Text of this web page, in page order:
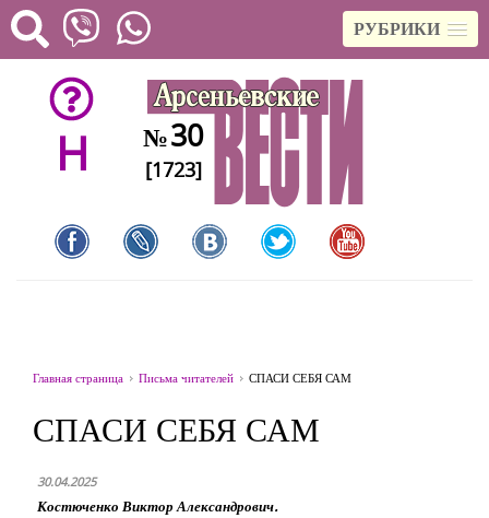
РУБРИКИ
H №30
[1723]
Главная страница Письма читателей СПАСИ СЕБЯ САМ
СПАСИ СЕБЯ САМ
30.04.2025
Костюченко Виктор Александрович.